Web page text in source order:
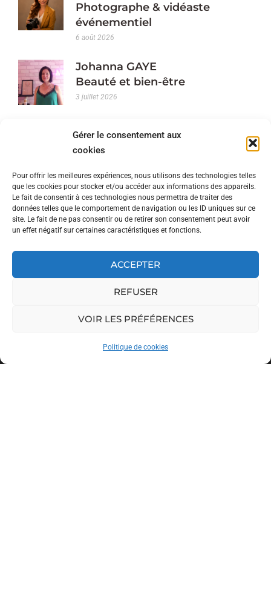
Gérer le consentement aux
cookies
Pour offrir les meilleures expériences, nous utilisons des technologies telles
que les cookies pour stocker et/ou accéder aux informations des appareils.
Le fait de consentir à ces technologies nous permettra de traiter des
données telles que le comportement de navigation ou les ID uniques sur ce
site. Le fait de ne pas consentir ou de retirer son consentement peut avoir
un effet négatif sur certaines caractéristiques et fonctions.
ACCEPTER
REFUSER
VOIR LES PRÉFÉRENCES
Politique de cookies
Photographe & vidéaste
événementiel
6 août 2026
Johanna GAYE
Beauté et bien-être
3 juillet 2026
Ventes éphémères de plantes
Florian CARRÉ
Courtier
10 juin 2026
Couturière